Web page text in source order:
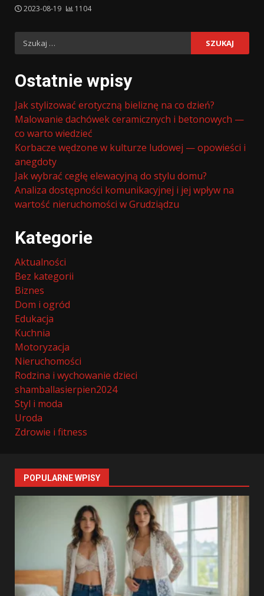
2023-08-19 1104
Szukaj:
Ostatnie wpisy
Jak stylizować erotyczną bieliznę na co dzień?
Malowanie dachówek ceramicznych i betonowych —
co warto wiedzieć
Korbacze wędzone w kulturze ludowej — opowieści i
anegdoty
Jak wybrać cegłę elewacyjną do stylu domu?
Analiza dostępności komunikacyjnej i jej wpływ na
wartość nieruchomości w Grudziądzu
Kategorie
Aktualności
Bez kategorii
Biznes
Dom i ogród
Edukacja
Kuchnia
Motoryzacja
Nieruchomości
Rodzina i wychowanie dzieci
shamballasierpien2024
Styl i moda
Uroda
Zdrowie i fitness
POPULARNE WPISY